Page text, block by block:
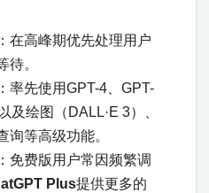
：在高峰期优先处理用户
待。
率先使用GPT-4、GPT-
及绘图（DALL·E 3）、
询等高级功能。
：免费版用户常因频繁调
Plus提供更多的